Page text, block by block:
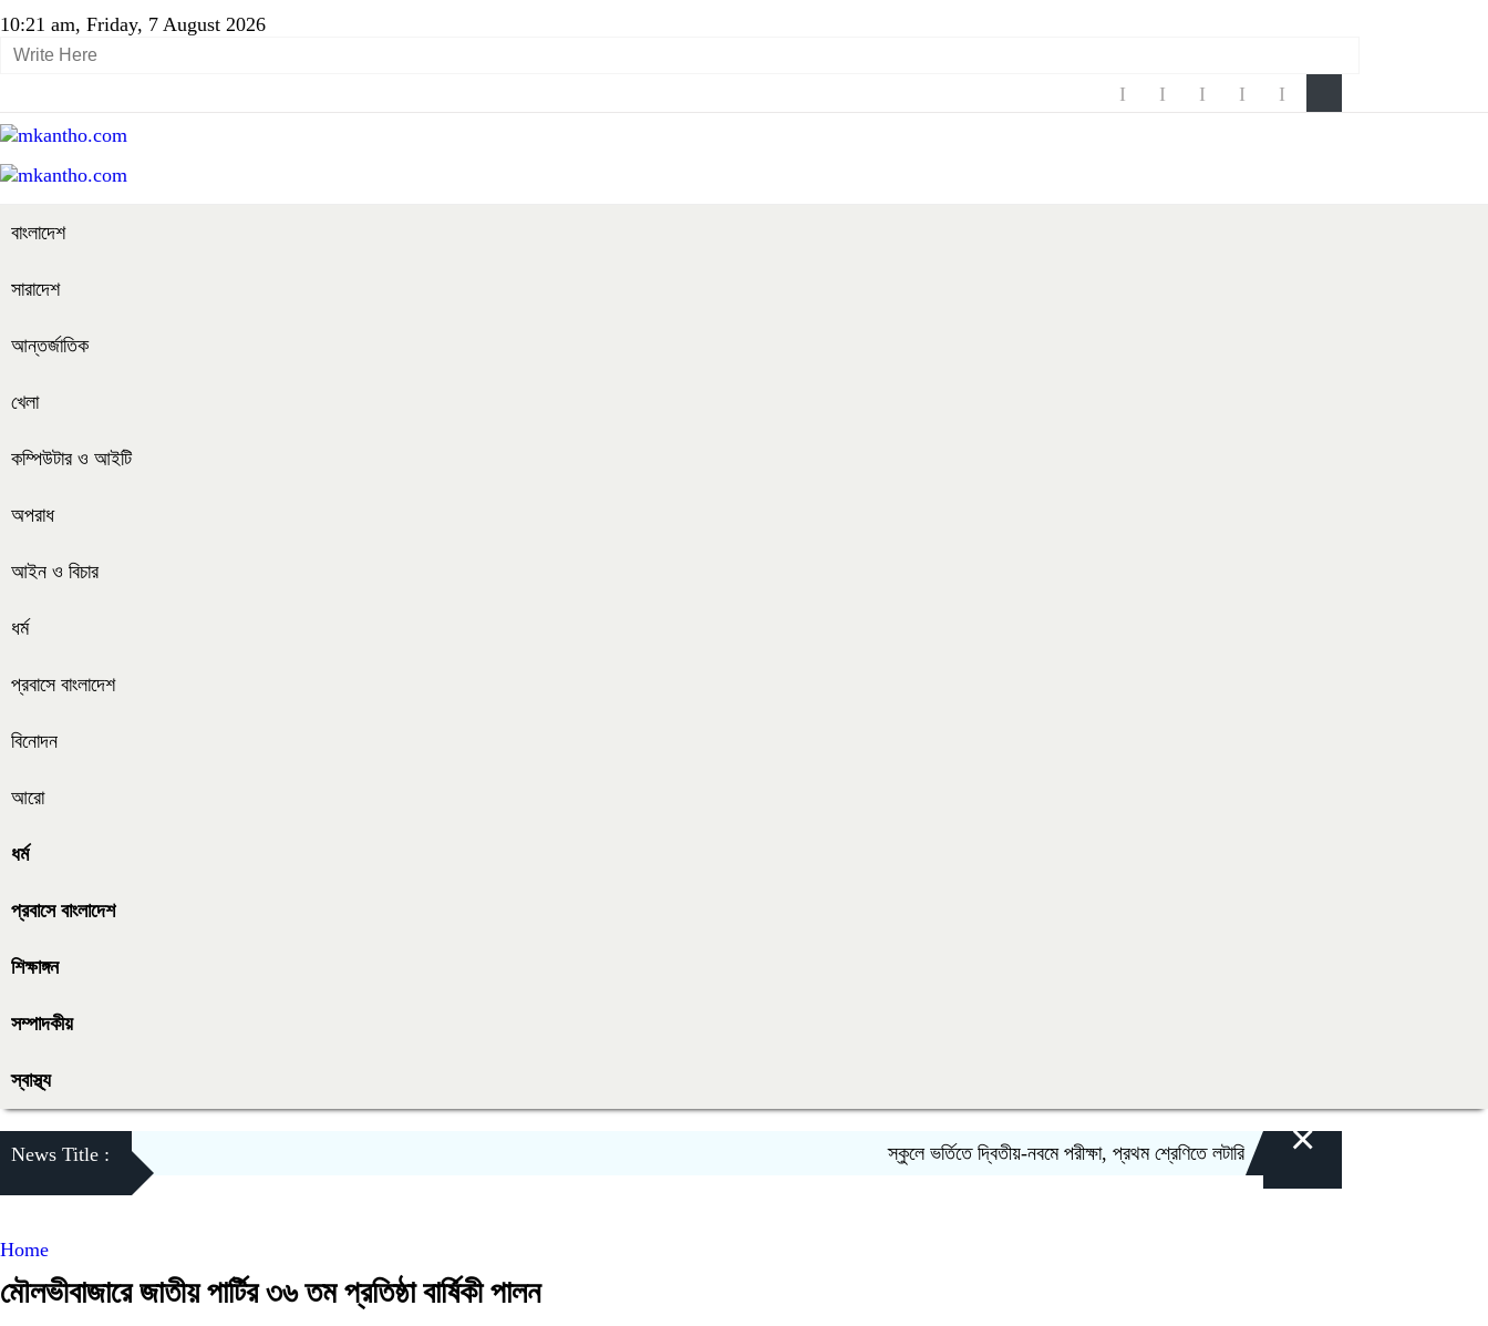
10:21 am, Friday, 7 August 2026
বাংলাদেশ
সারাদেশ
আন্তর্জাতিক
খেলা
কম্পিউটার ও আইটি
অপরাধ
আইন ও বিচার
ধর্ম
প্রবাসে বাংলাদেশ
বিনোদন
আরো
ধর্ম
প্রবাসে বাংলাদেশ
শিক্ষাঙ্গন
সম্পাদকীয়
স্বাস্থ্য
News Title : স্কুলে ভর্তিতে দ্বিতীয়-নবমে পরীক্ষা, প্রথম শ্রেণিতে লটারি ঢাকায় মহাসমাবেশসহ চার বিভাগে লং
×
Home
মৌলভীবাজারে জাতীয় পার্টির ৩৬ তম প্রতিষ্ঠা বার্ষিকী পালন